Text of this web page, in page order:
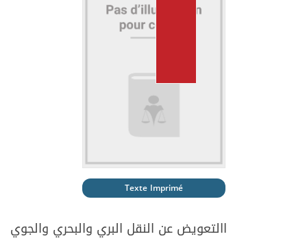
Texte Imprimé
االتعويض عن النقل البري والبحري والجوي